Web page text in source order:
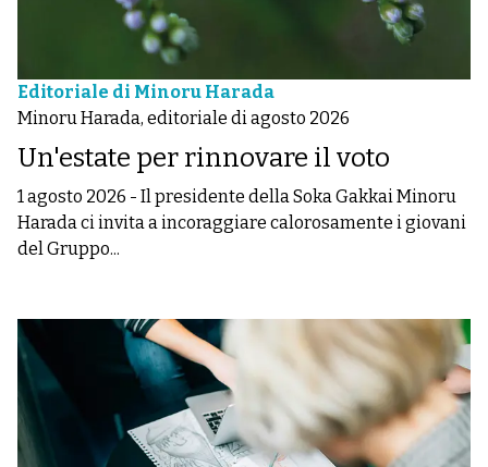
Editoriale di Minoru Harada
Minoru Harada, editoriale di agosto 2026
Un'estate per rinnovare il voto
1 agosto 2026 - Il presidente della Soka Gakkai Minoru
Harada ci invita a incoraggiare calorosamente i giovani
del Gruppo...